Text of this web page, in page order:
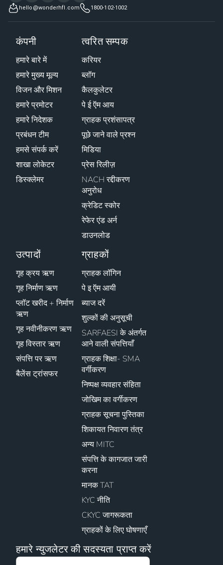
hello@wonderhfl.com 1800-102-1002
कंपनी
हमारे बारे में
हमारे मुख्य मूल्य
विजन और मिशन
हमारे प्रमोटर
हमारे निदेशक
प्रबंधन टीम
हमसे संपर्क करें
शाखा लोकेटर
डिस्क्लेमर
त्वरित सम्पक
करियर
ब्लॉग
कैलकुलेटर
पे ई ऍम आय
ग्राहक प्रशंसापत्र
पूछे जाने वाले प्रश्न
मिडिया
प्रेस रिलीज़
NACH रद्दीकरण
अनुरोध
क्रेडिट स्कोर
रेफेर एंड अर्न
डाउनलोड
उत्पादों
गृह क्रय ऋण
गृह निर्माण ऋण
प्लॉट खरीद + निर्माण
ऋण
गृह नवीनीकरण ऋण
गृह विस्तार ऋण
संपत्ति पर ऋण
बैलेंस ट्रांसफर
ग्राहकों
ग्राहक लॉगिन
पे इ ऍम आयी
ब्याज दरें
शुल्कों की अनुसूची
SARFAESI के अंतर्गत
आने वाली संपत्तियाँ
ग्राहक शिक्षा- SMA
वर्गीकरण
निष्पक्ष व्यवहार संहिता
जोखिम का वर्गीकरण
ग्राहक सूचना पुस्तिका
शिकायत निवारण तंत्र
अन्य MITC
संपत्ति के कागजात जारी
करना
मानक TAT
KYC नीति
CKYC जागरूकता
ग्राहकों के लिए घोषणाएँ
हमारे न्युजलेटर की सदस्यता प्राप्त करें